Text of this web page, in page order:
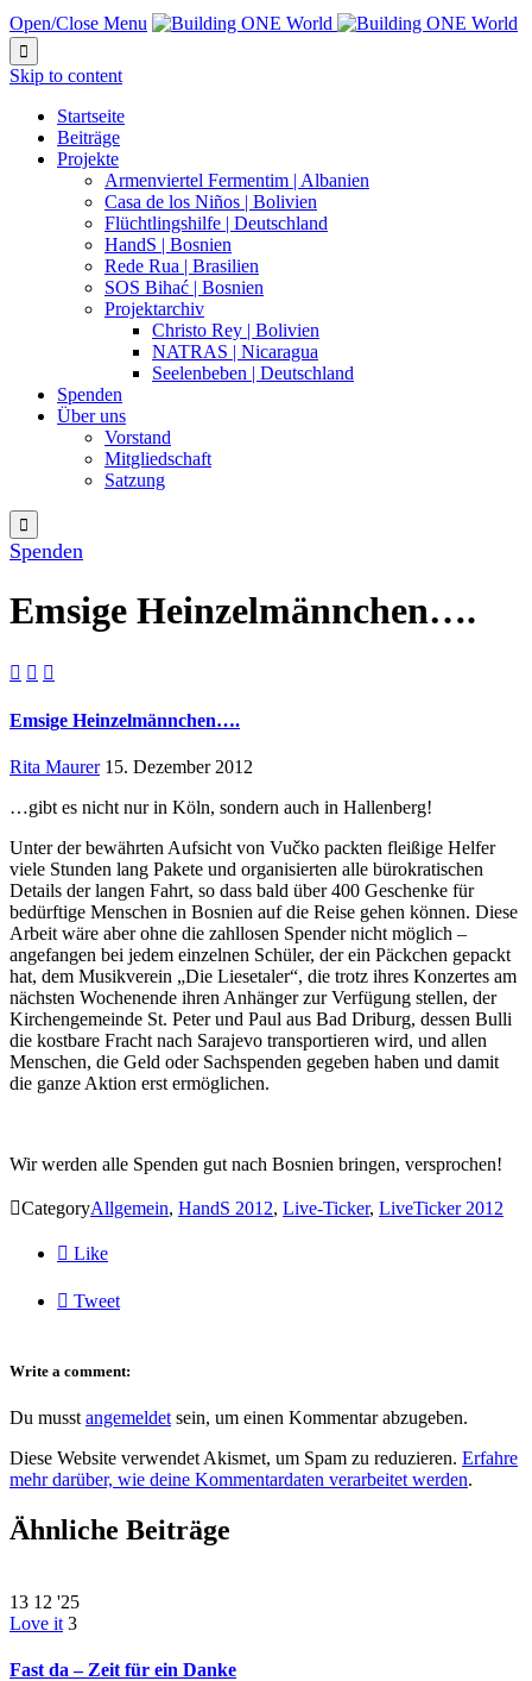
Open/Close Menu

Skip to content
Startseite
Beiträge
Projekte
Armenviertel Fermentim | Albanien
Casa de los Niños | Bolivien
Flüchtlingshilfe | Deutschland
HandS | Bosnien
Rede Rua | Brasilien
SOS Bihać | Bosnien
Projektarchiv
Christo Rey | Bolivien
NATRAS | Nicaragua
Seelenbeben | Deutschland
Spenden
Über uns
Vorstand
Mitgliedschaft
Satzung

Spenden
Emsige Heinzelmännchen….
  
Emsige Heinzelmännchen….
Rita Maurer 15. Dezember 2012
…gibt es nicht nur in Köln, sondern auch in Hallenberg!
Unter der bewährten Aufsicht von Vučko packten fleißige Helfer
viele Stunden lang Pakete und organisierten alle bürokratischen
Details der langen Fahrt, so dass bald über 400 Geschenke für
bedürftige Menschen in Bosnien auf die Reise gehen können. Diese
Arbeit wäre aber ohne die zahllosen Spender nicht möglich –
angefangen bei jedem einzelnen Schüler, der ein Päckchen gepackt
hat, dem Musikverein „Die Liesetaler“, die trotz ihres Konzertes am
nächsten Wochenende ihren Anhänger zur Verfügung stellen, der
Kirchengemeinde St. Peter und Paul aus Bad Driburg, dessen Bulli
die kostbare Fracht nach Sarajevo transportieren wird, und allen
Menschen, die Geld oder Sachspenden gegeben haben und damit
die ganze Aktion erst ermöglichen.
Wir werden alle Spenden gut nach Bosnien bringen, versprochen!
CategoryAllgemein, HandS 2012, Live-Ticker, LiveTicker 2012
 Like
 Tweet
Write a comment:
Du musst angemeldet sein, um einen Kommentar abzugeben.
Diese Website verwendet Akismet, um Spam zu reduzieren. Erfahre
mehr darüber, wie deine Kommentardaten verarbeitet werden.
Ähnliche Beiträge
13 12 '25
Love it 3
Fast da – Zeit für ein Danke